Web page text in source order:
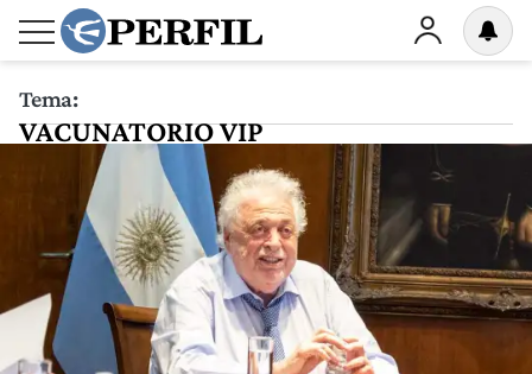
Tema:
VACUNATORIO VIP